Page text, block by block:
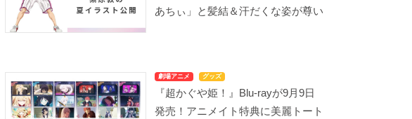
あちぃ」と髪結＆汗だくな姿が尊い
劇場アニメ グッズ
『超かぐや姫！』Blu-rayが9月9日
発売！アニメイト特典に美麗トート